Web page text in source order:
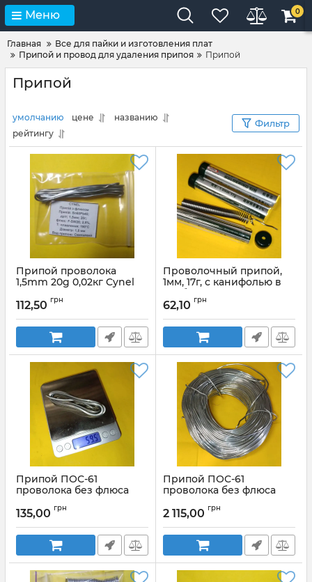
Меню 0
Главная
Все для пайки и изготовления плат
Припой и провод для удаления припоя
Припой
Припой
умолчанию цене
названию
рейтингу
Фильтр
Припой проволока
1,5mm 20g 0,02кг Cynel
SW26/3/2,5%
Артикул: 1,5mm 20g
112,50 грн
Проволочный припой,
1мм, 17г, с канифолью в
колбе, свинцовый
WYNN`S W3089
Артикул: W3089
62,10 грн
Припой ПОС-61
проволока без флюса
Артикул: пос61_3мм_1м
135,00 грн
Припой ПОС-61
проволока без флюса
2 115,00 грн